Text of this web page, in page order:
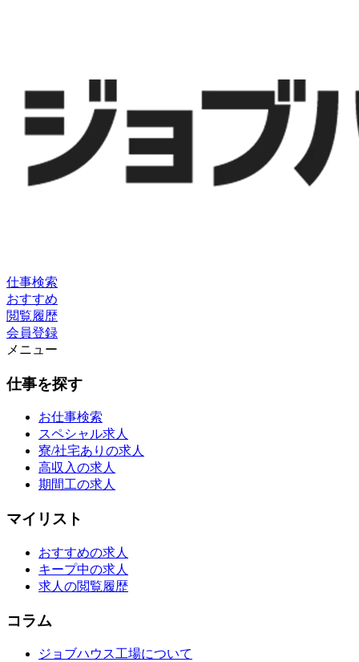
仕事検索
おすすめ
閲覧履歴
会員登録
メニュー
仕事を探す
お仕事検索
スペシャル求人
寮/社宅ありの求人
高収入の求人
期間工の求人
マイリスト
おすすめの求人
キープ中の求人
求人の閲覧履歴
コラム
ジョブハウス工場について